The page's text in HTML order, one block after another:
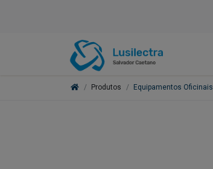
Produtos Equipamentos Oficinais